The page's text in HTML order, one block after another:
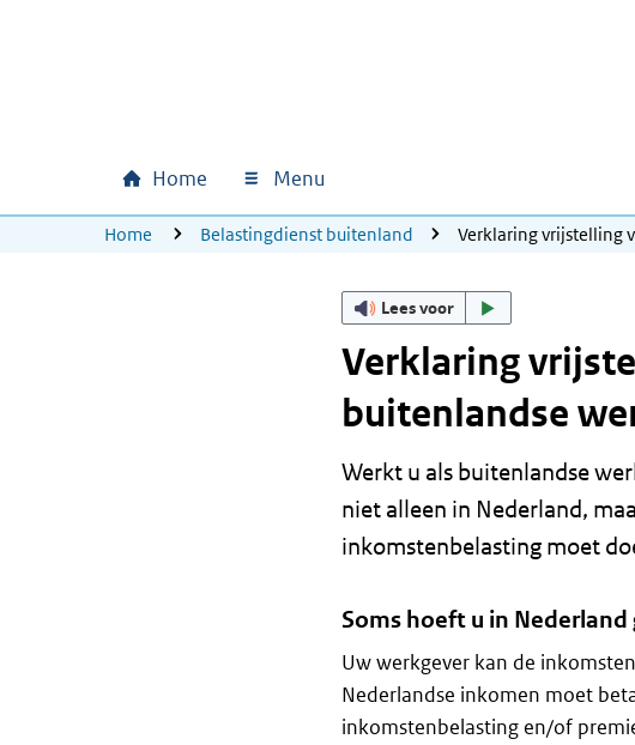
Hoofdnavigatie
Home Menu
U bevindt zich hier:
Home Belastingdienst buitenland Verklaring vrijstelling
Lees voor
Verklaring
buitenlandse
Werkt u als buitenlandse
niet alleen in Nederland,
inkomstenbelasting moet
Soms hoeft u in
Uw werkgever kan de
Nederlandse inkomen moet
inkomstenbelasting en/of